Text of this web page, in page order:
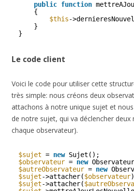
public function
{
$this-
}
}
Le code client
Voici le code pour utiliser cette
très simple: nous créons deux
attachons à notre unique sujet et
de notre sujet, qui va déclencher
chaque observateur).
$sujet = new Sujet();
$observateur = new
$autreObservateur = new
$sujet->attacher($observateur
$sujet->attacher(